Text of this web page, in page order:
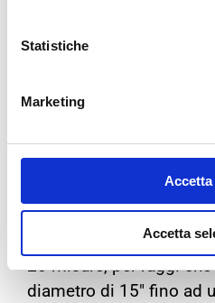
Statistiche
Marketing
Accetta
pneumatico
riesce a
performance anche ad
disegno e la sua
adeguato ad ogni
battistrada è stato
diminuire la resistenza
consumi ed emissioni).
Toyo Opencountry w/t
20 misure, per raggi
diametro di 15″ fino ad